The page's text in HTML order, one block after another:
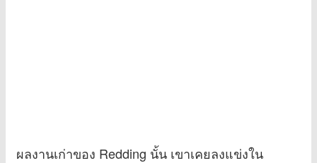
ผลงานเก่าของ Redding นั้น เขาเคยลงแข่งใน